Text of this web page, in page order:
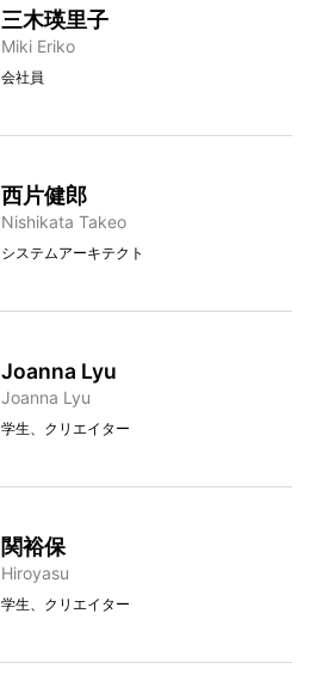
三木瑛里子
Miki Eriko
会社員
西片健郎
Nishikata Takeo
システムアーキテクト
Joanna Lyu
Joanna Lyu
学生、クリエイター
関裕保
Hiroyasu
学生、クリエイター